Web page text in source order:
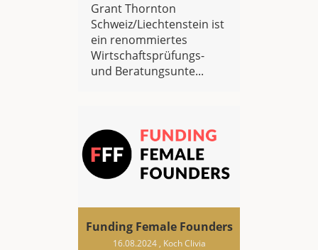
Grant Thornton
Schweiz/Liechtenstein ist
ein renommiertes
Wirtschaftsprüfungs-
und Beratungsunte...
Funding Female Founders
16.08.2024, Koch Clivia